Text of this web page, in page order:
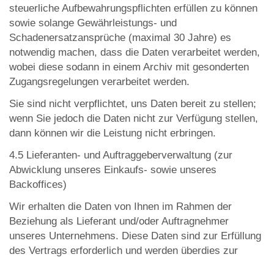
steuerliche Aufbewahrungspflichten erfüllen zu können
sowie solange Gewährleistungs- und
Schadenersatzansprüche (maximal 30 Jahre) es
notwendig machen, dass die Daten verarbeitet werden,
wobei diese sodann in einem Archiv mit gesonderten
Zugangsregelungen verarbeitet werden.
Sie sind nicht verpflichtet, uns Daten bereit zu stellen;
wenn Sie jedoch die Daten nicht zur Verfügung stellen,
dann können wir die Leistung nicht erbringen.
4.5 Lieferanten- und Auftraggeberverwaltung (zur
Abwicklung unseres Einkaufs- sowie unseres
Backoffices)
Wir erhalten die Daten von Ihnen im Rahmen der
Beziehung als Lieferant und/oder Auftragnehmer
unseres Unternehmens. Diese Daten sind zur Erfüllung
des Vertrags erforderlich und werden überdies zur